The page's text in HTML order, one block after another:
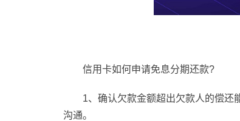
信用卡如何申请免息分期还款?
1、确认欠款金额超出欠款人的偿还
沟通。